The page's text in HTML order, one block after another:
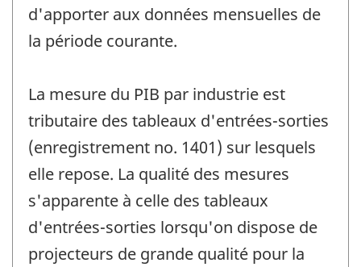
d'apporter aux données mensuelles de
la période courante.
La mesure du PIB par industrie est
tributaire des tableaux d'entrées-sorties
(enregistrement no. 1401) sur lesquels
elle repose. La qualité des mesures
s'apparente à celle des tableaux
d'entrées-sorties lorsqu'on dispose de
projecteurs de grande qualité pour la